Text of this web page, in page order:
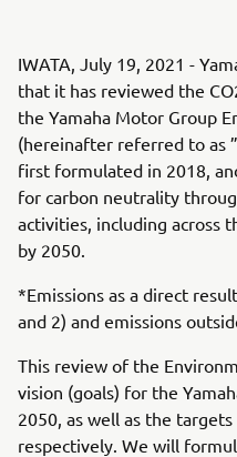
IWATA, July 19, 2021 -
that it has reviewed the
the Yamaha Motor Group
(hereinafter referred to as
first formulated in 2018,
for carbon neutrality
activities, including across
by 2050.
*Emissions as a direct
and 2) and emissions
This review of the
vision (goals) for the
2050, as well as the
respectively. We will